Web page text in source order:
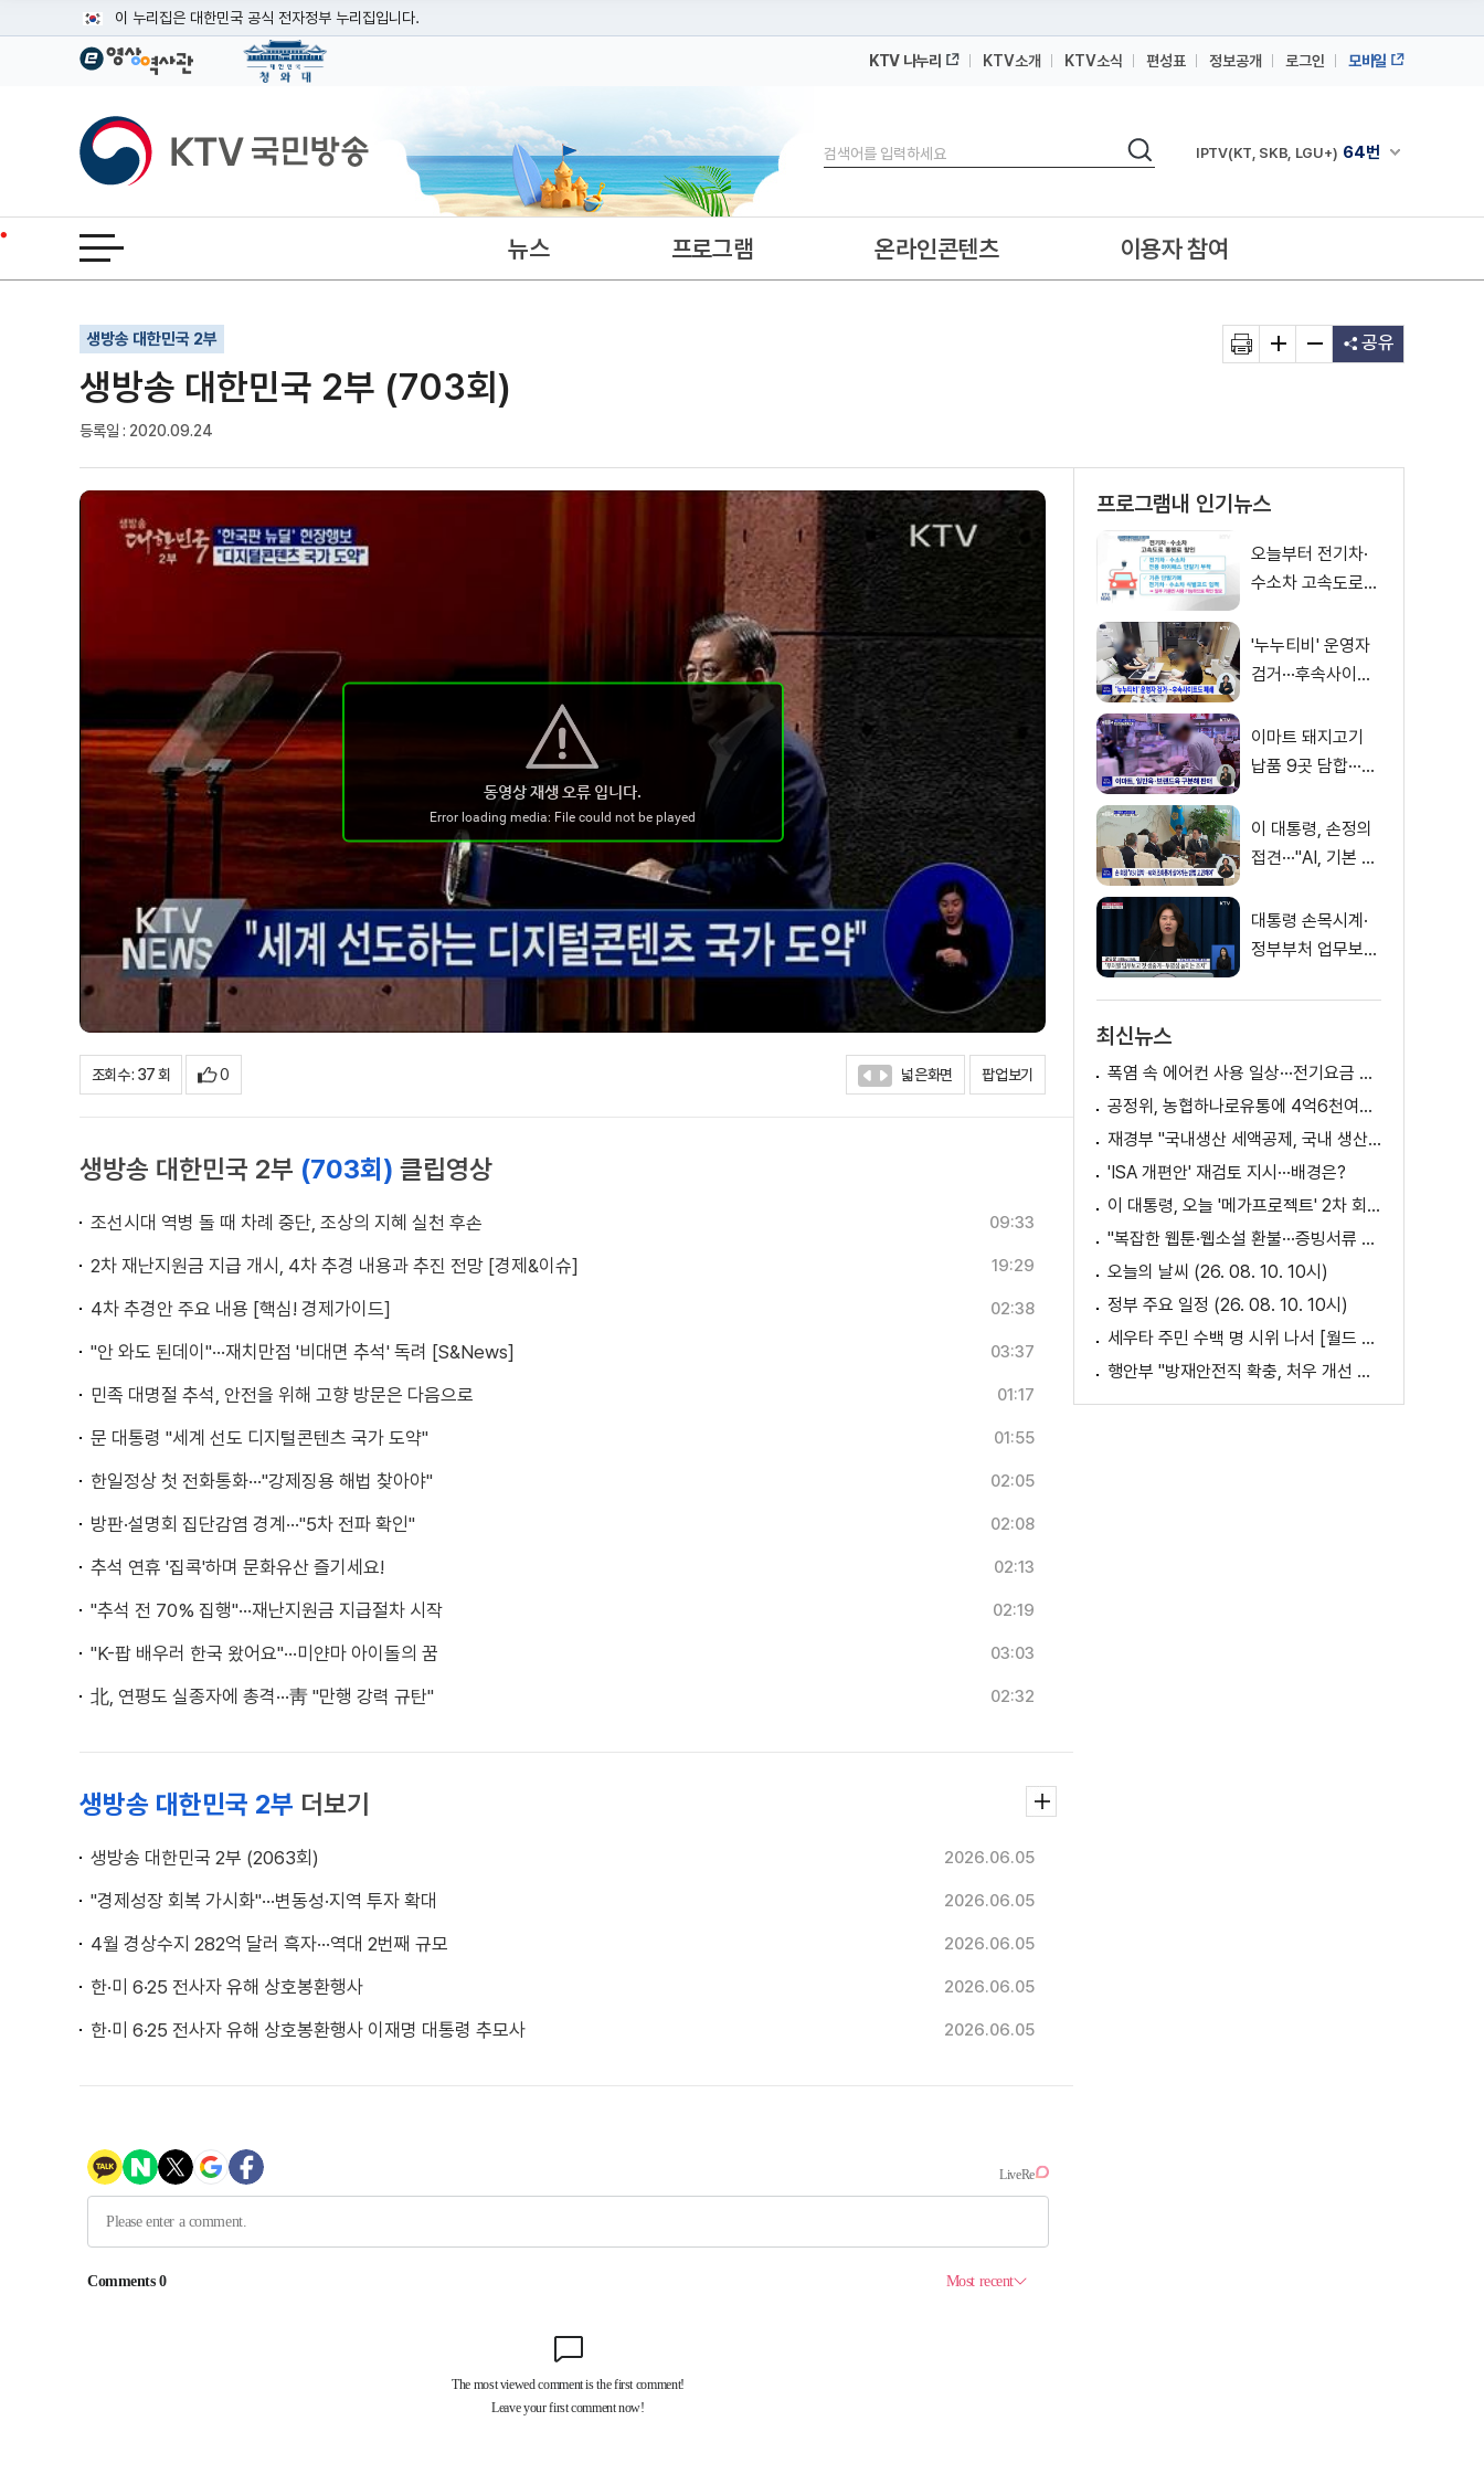
이 누리집은 대한민국 공식 전자정부 누리집입니다.
공식 누리집 주소 확인하기
이밖에 or.kr 또는 .kr등 다른 도메인 주소를 사용하고 있다면 아래 URL에서 도메인 주소를 확인해 보세요
운영중인 공식 누리집보기
KTV 나누리 KTV소개 KTV소식 편성표 정보공개 로그인 모바일
KTV국민방송
검색
검색 채널안내 펼쳐
IPTV(KT, SKB, LGU+) 64번
IPTV(KT, SKB, LGU+)
전체메뉴 열기 뉴스 프로그램 온라인콘텐츠 이용자 참여
생방송 대한민국 2부
생방송 대한민국 2부 (703회)
등록일 : 2020.09.24
기사인쇄
글자확대
글자축소 공유
조회수 : 37 회 0 넓은화면 팝업보기
생방송 대한민국 2부 (703회) 클립영상
조선시대 역병 돌 때 차례 중단, 조상의 지혜 실천 후손 09:33
2차 재난지원금 지급 개시, 4차 추경 내용과 추진 전망 [경제&이슈] 19:29
4차 추경안 주요 내용 [핵심! 경제가이드] 02:38
"안 와도 된데이"···재치만점 '비대면 추석' 독려 [S&News] 03:37
민족 대명절 추석, 안전을 위해 고향 방문은 다음으로 01:17
문 대통령 "세계 선도 디지털콘텐츠 국가 도약" 01:55
한일정상 첫 전화통화···"강제징용 해법 찾아야" 02:05
방판·설명회 집단감염 경계···"5차 전파 확인" 02:08
추석 연휴 '집콕'하며 문화유산 즐기세요! 02:13
"추석 전 70% 집행"···재난지원금 지급절차 시작 02:19
"K-팝 배우러 한국 왔어요"···미얀마 아이돌의 꿈 03:03
北, 연평도 실종자에 총격···靑 "만행 강력 규탄" 02:32
생방송 대한민국 2부 더보기
생방송 대한민국 2부 (2063회) 2026.06.05
"경제성장 회복 가시화"···변동성·지역 투자 확대 2026.06.05
4월 경상수지 282억 달러 흑자···역대 2번째 규모 2026.06.05
한·미 6·25 전사자 유해 상호봉환행사 2026.06.05
한·미 6·25 전사자 유해 상호봉환행사 이재명 대통령 추모사 2026.06.05
프로그램내 인기뉴스
오늘부터 전기차·
수소차 고속도로
'누누티비' 운영자
검거···후속사이트
이마트 돼지고기
납품 9곳 담합···과
이 대통령, 손정의
접견···"AI, 기본 인
대통령 손목시계·
정부부처 업무보고
최신뉴스
폭염 속 에어컨 사용 일상···전기요금 줄이려면?
공정위, 농협하나로유통에 4억6천여만 원 과징금
재경부 "국내생산 세액공제, 국내 생산 기반이 취약한 '품목' 지원" [정책 바로보기]
'ISA 개편안' 재검토 지시···배경은?
이 대통령, 오늘 '메가프로젝트' 2차 회의 주재
"복잡한 웹툰·웹소설 환불···증빙서류 요구까지"
오늘의 날씨 (26. 08. 10. 10시)
정부 주요 일정 (26. 08. 10. 10시)
세우타 주민 수백 명 시위 나서 [월드 투데이]
행안부 "방재안전직 확충, 처우 개선 등 위한 제도개선 추진"